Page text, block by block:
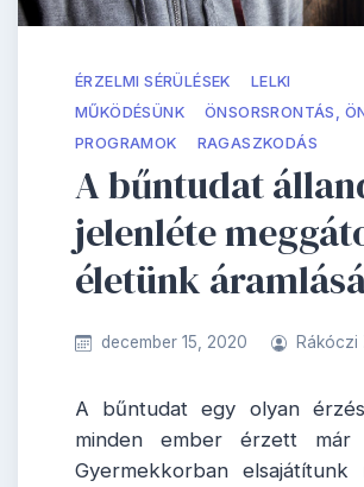
ÉRZELMI SÉRÜLÉSEK
LELKI
MŰKÖDÉSÜNK
ÖNSORSRONTÁS,
PROGRAMOK
RAGASZKODÁS
A bűntudat
jelenléte
életünk
december 15, 2020 Rákóczi
A bűntudat egy olyan
minden ember érzett már
Gyermekkorban elsajátítunk